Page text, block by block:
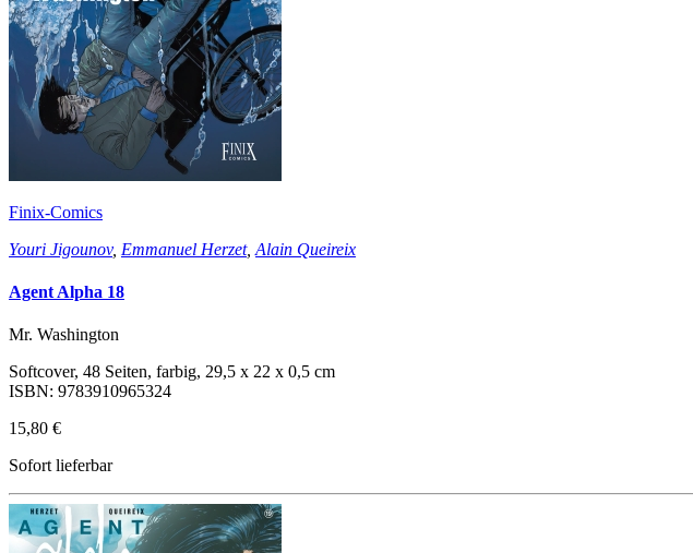
Finix-Comics
Youri Jigounov, Emmanuel Herzet, Alain Queireix
Agent Alpha 18
Mr. Washington
Softcover, 48 Seiten, farbig, 29,5 x 22 x 0,5 cm
ISBN: 9783910965324
15,80 €
Sofort lieferbar